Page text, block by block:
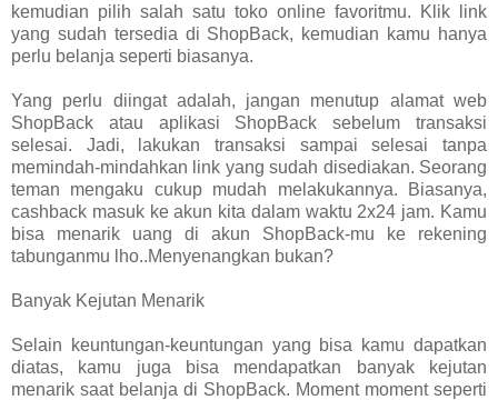
kemudian pilih salah satu toko online favoritmu. Klik link
yang sudah tersedia di ShopBack, kemudian kamu hanya
perlu belanja seperti biasanya.
Yang perlu diingat adalah, jangan menutup alamat web
ShopBack atau aplikasi ShopBack sebelum transaksi
selesai. Jadi, lakukan transaksi sampai selesai tanpa
memindah-mindahkan link yang sudah disediakan. Seorang
teman mengaku cukup mudah melakukannya. Biasanya,
cashback masuk ke akun kita dalam waktu 2x24 jam. Kamu
bisa menarik uang di akun ShopBack-mu ke rekening
tabunganmu lho..Menyenangkan bukan?
Banyak Kejutan Menarik
Selain keuntungan-keuntungan yang bisa kamu dapatkan
diatas, kamu juga bisa mendapatkan banyak kejutan
menarik saat belanja di ShopBack. Moment moment seperti